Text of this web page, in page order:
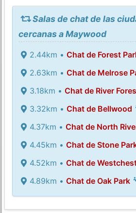
Salas de chat de las
cercanas a Maywood
2.44km • Chat de Forest
2.63km • Chat de Melrose
3.18km • Chat de River
3.32km • Chat de Bellwood
4.37km • Chat de North
4.45km • Chat de Stone
4.52km • Chat de
4.89km • Chat de Oak Park